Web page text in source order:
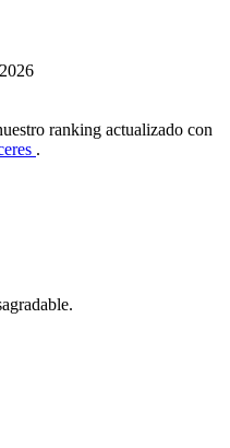
ranking actualizado con
.